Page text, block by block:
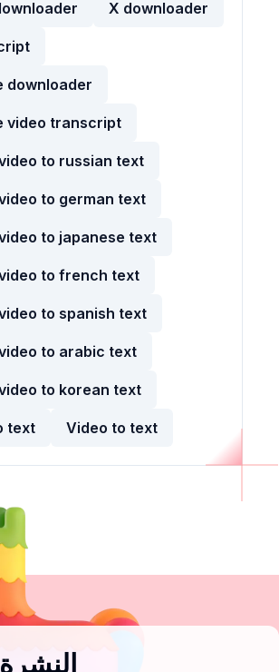
X downloader
downloader
video transcript
to russian text
to german text
to japanese text
to french text
to spanish text
to arabic text
to korean text
text Video to text